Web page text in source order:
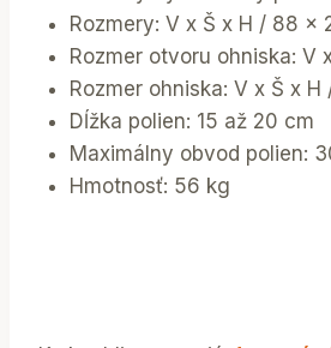
Rozmery: V x Š x H / 88 x
Rozmer otvoru ohniska: V
Rozmer ohniska: V x Š x
Dĺžka polien: 15 až 20 cm
Maximálny obvod polien:
Hmotnosť: 56 kg